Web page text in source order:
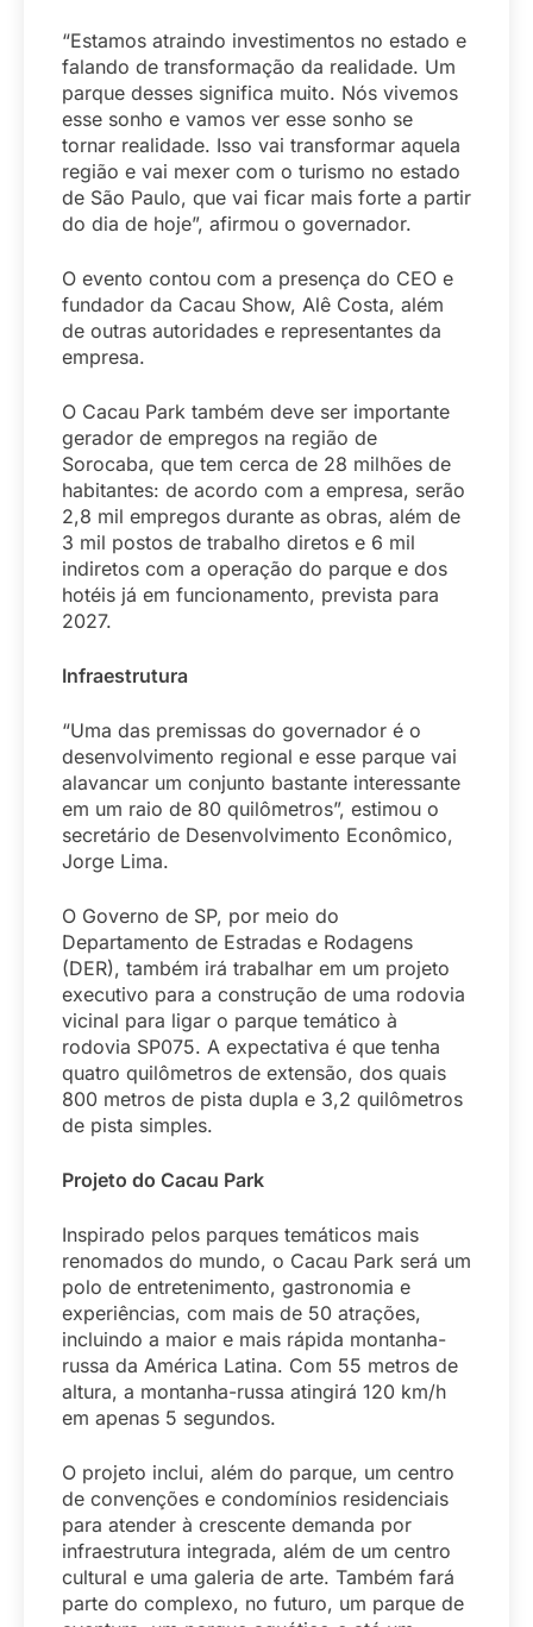
“Estamos atraindo investimentos no estado e
falando de transformação da realidade. Um
parque desses significa muito. Nós vivemos
esse sonho e vamos ver esse sonho se
tornar realidade. Isso vai transformar aquela
região e vai mexer com o turismo no estado
de São Paulo, que vai ficar mais forte a partir
do dia de hoje”, afirmou o governador.
O evento contou com a presença do CEO e
fundador da Cacau Show, Alê Costa, além
de outras autoridades e representantes da
empresa.
O Cacau Park também deve ser importante
gerador de empregos na região de
Sorocaba, que tem cerca de 28 milhões de
habitantes: de acordo com a empresa, serão
2,8 mil empregos durante as obras, além de
3 mil postos de trabalho diretos e 6 mil
indiretos com a operação do parque e dos
hotéis já em funcionamento, prevista para
2027.
Infraestrutura
“Uma das premissas do governador é o
desenvolvimento regional e esse parque vai
alavancar um conjunto bastante interessante
em um raio de 80 quilômetros”, estimou o
secretário de Desenvolvimento Econômico,
Jorge Lima.
O Governo de SP, por meio do
Departamento de Estradas e Rodagens
(DER), também irá trabalhar em um projeto
executivo para a construção de uma rodovia
vicinal para ligar o parque temático à
rodovia SP075. A expectativa é que tenha
quatro quilômetros de extensão, dos quais
800 metros de pista dupla e 3,2 quilômetros
de pista simples.
Projeto do Cacau Park
Inspirado pelos parques temáticos mais
renomados do mundo, o Cacau Park será um
polo de entretenimento, gastronomia e
experiências, com mais de 50 atrações,
incluindo a maior e mais rápida montanha-
russa da América Latina. Com 55 metros de
altura, a montanha-russa atingirá 120 km/h
em apenas 5 segundos.
O projeto inclui, além do parque, um centro
de convenções e condomínios residenciais
para atender à crescente demanda por
infraestrutura integrada, além de um centro
cultural e uma galeria de arte. Também fará
parte do complexo, no futuro, um parque de